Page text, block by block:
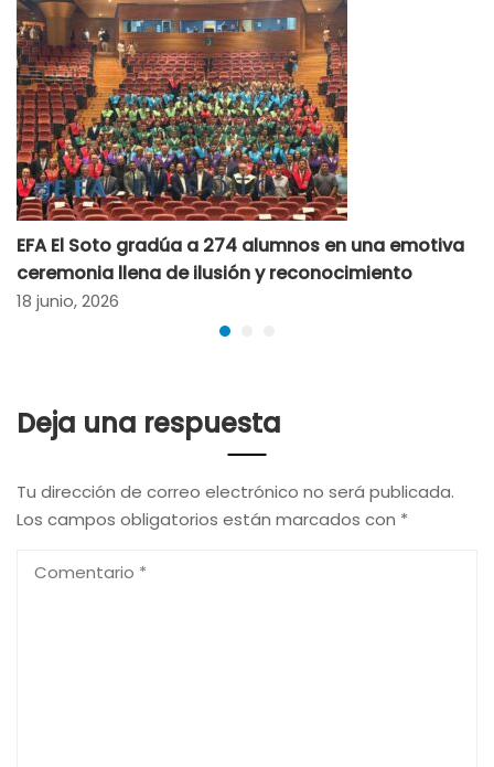
EFA El Soto gradúa a 274 alumnos en una emotiva
ceremonia llena de ilusión y reconocimiento
18 junio, 2026
Deja una respuesta
Tu dirección de correo electrónico no será publicada.
Los campos obligatorios están marcados con *